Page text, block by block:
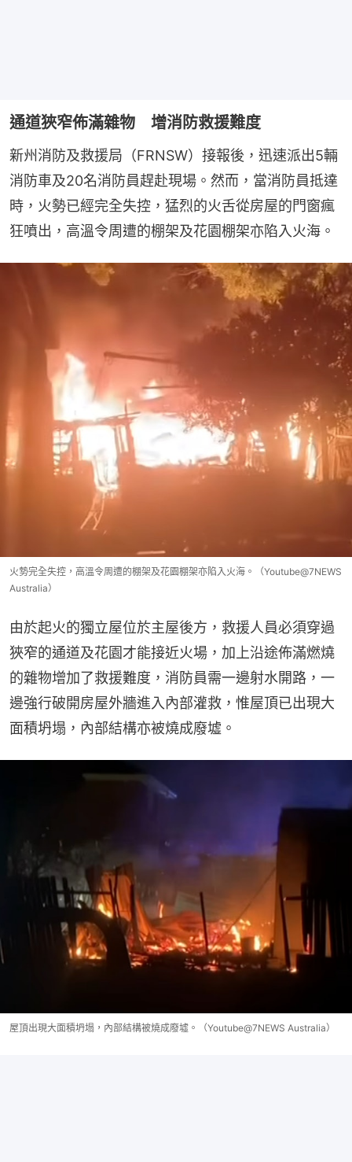
通道狹窄佈滿雜物 增消防救援難度
新州消防及救援局（FRNSW）接報後，迅速派出5輛
消防車及20名消防員趕赴現場。然而，當消防員抵達
時，火勢已經完全失控，猛烈的火舌從房屋的門窗瘋
狂噴出，高溫令周遭的棚架及花園棚架亦陷入火海。
火勢完全失控，高溫令周遭的棚架及花園棚架亦陷入火海。（Youtube@7NEWS
Australia）
由於起火的獨立屋位於主屋後方，救援人員必須穿過
狹窄的通道及花園才能接近火場，加上沿途佈滿燃燒
的雜物增加了救援難度，消防員需一邊射水開路，一
邊強行破開房屋外牆進入內部灌救，惟屋頂已出現大
面積坍塌，內部結構亦被燒成廢墟。
屋頂出現大面積坍塌，內部結構被燒成廢墟。（Youtube@7NEWS Australia）